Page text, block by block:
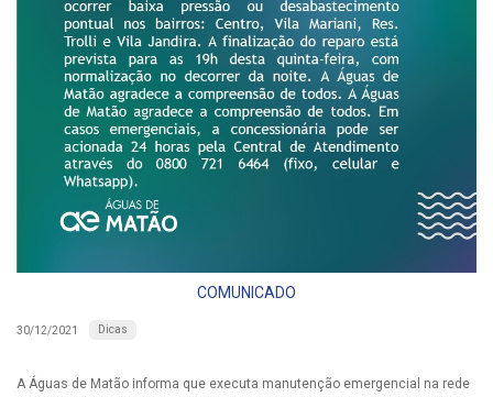
COMUNICADO
30/12/2021 Dicas
A Águas de Matão informa que executa manutenção emergencial na rede